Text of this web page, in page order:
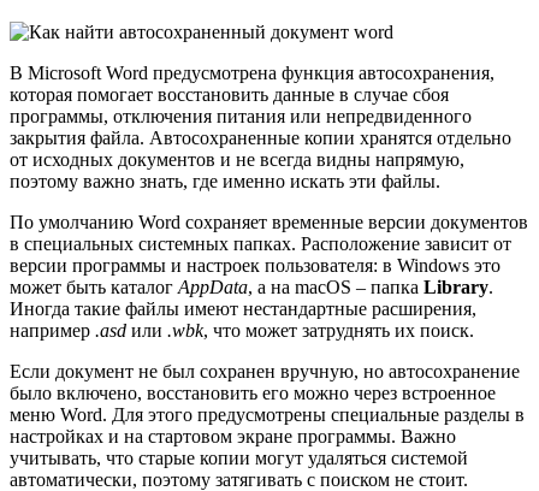
В Microsoft Word предусмотрена функция автосохранения,
которая помогает восстановить данные в случае сбоя
программы, отключения питания или непредвиденного
закрытия файла. Автосохраненные копии хранятся отдельно
от исходных документов и не всегда видны напрямую,
поэтому важно знать, где именно искать эти файлы.
По умолчанию Word сохраняет временные версии документов
в специальных системных папках. Расположение зависит от
версии программы и настроек пользователя: в Windows это
может быть каталог AppData, а на macOS – папка Library.
Иногда такие файлы имеют нестандартные расширения,
например .asd или .wbk, что может затруднять их поиск.
Если документ не был сохранен вручную, но автосохранение
было включено, восстановить его можно через встроенное
меню Word. Для этого предусмотрены специальные разделы в
настройках и на стартовом экране программы. Важно
учитывать, что старые копии могут удаляться системой
автоматически, поэтому затягивать с поиском не стоит.